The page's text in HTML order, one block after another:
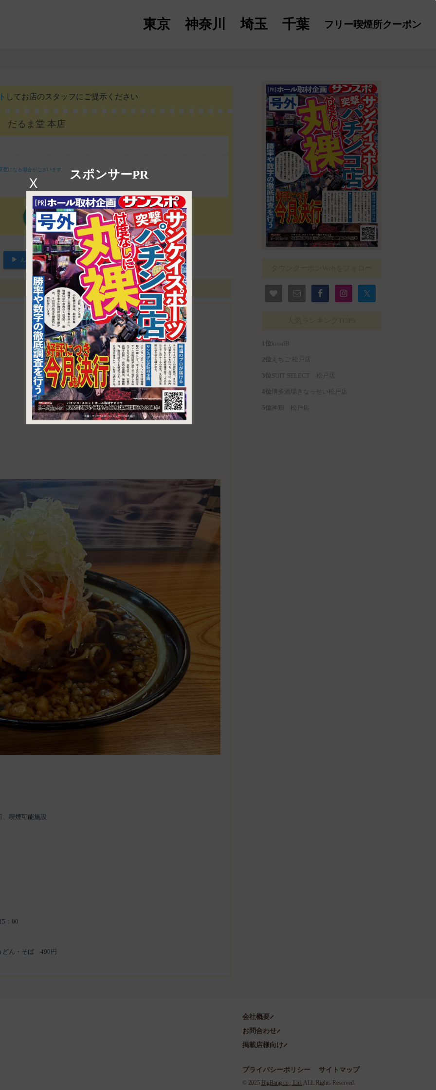
東京 神奈川 埼玉 千葉 フリー喫煙所クーポン
スポンサーPR
X
1
して お店のスタッフにご提示ください
だるま堂 本店
になる場合がございます。
▶ ルートを見る
、喫煙可能施設
：00
どん・そば 490円
kissdB
えちご 松戸店
SUIT SELECT 松戸店
博多酒場きなっせい松戸店
神鶏 松戸店
会社概要
お問合わせ
掲載店様向け
プライバシーポリシー サイトマップ
©️ 2025 BigBang co., Ltd. ALL Rights Reserved.